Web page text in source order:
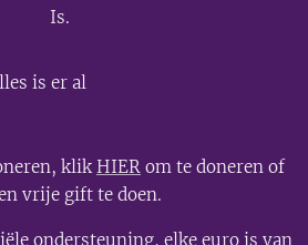
Is.
is er al
klikHIER om te doneren of
vrije gift te doen.
ondersteuning, elke euro is van